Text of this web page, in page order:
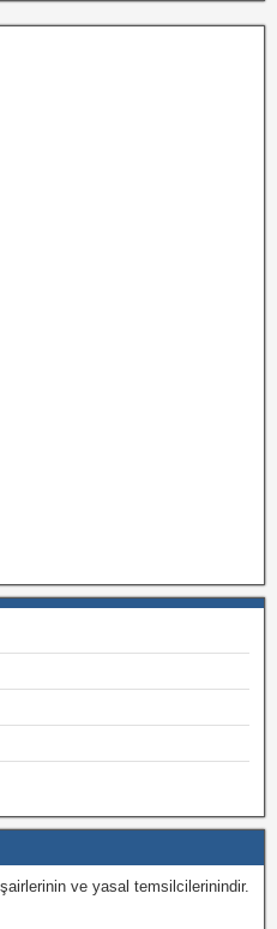
ve yasal temsilcilerinindir.